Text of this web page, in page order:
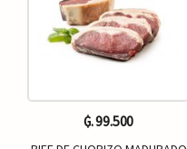
₲. 99.500